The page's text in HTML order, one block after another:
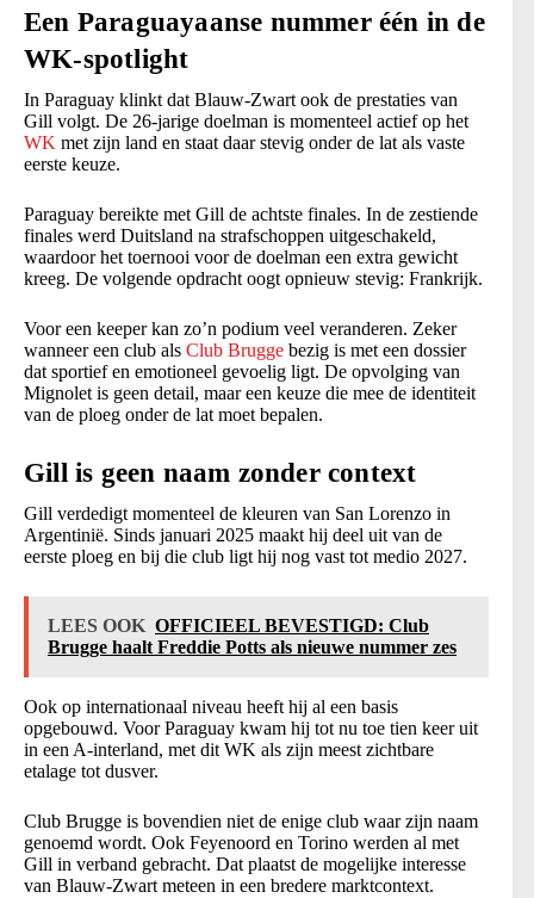
Een Paraguayaanse nummer één in de
WK-spotlight
In Paraguay klinkt dat Blauw-Zwart ook de prestaties van
Gill volgt. De 26-jarige doelman is momenteel actief op het
WK met zijn land en staat daar stevig onder de lat als vaste
eerste keuze.
Paraguay bereikte met Gill de achtste finales. In de zestiende
finales werd Duitsland na strafschoppen uitgeschakeld,
waardoor het toernooi voor de doelman een extra gewicht
kreeg. De volgende opdracht oogt opnieuw stevig: Frankrijk.
Voor een keeper kan zo’n podium veel veranderen. Zeker
wanneer een club als Club Brugge bezig is met een dossier
dat sportief en emotioneel gevoelig ligt. De opvolging van
Mignolet is geen detail, maar een keuze die mee de identiteit
van de ploeg onder de lat moet bepalen.
Gill is geen naam zonder context
Gill verdedigt momenteel de kleuren van San Lorenzo in
Argentinië. Sinds januari 2025 maakt hij deel uit van de
eerste ploeg en bij die club ligt hij nog vast tot medio 2027.
LEES OOK OFFICIEEL BEVESTIGD: Club
Brugge haalt Freddie Potts als nieuwe nummer zes
Ook op internationaal niveau heeft hij al een basis
opgebouwd. Voor Paraguay kwam hij tot nu toe tien keer uit
in een A-interland, met dit WK als zijn meest zichtbare
etalage tot dusver.
Club Brugge is bovendien niet de enige club waar zijn naam
genoemd wordt. Ook Feyenoord en Torino werden al met
Gill in verband gebracht. Dat plaatst de mogelijke interesse
van Blauw-Zwart meteen in een bredere marktcontext.